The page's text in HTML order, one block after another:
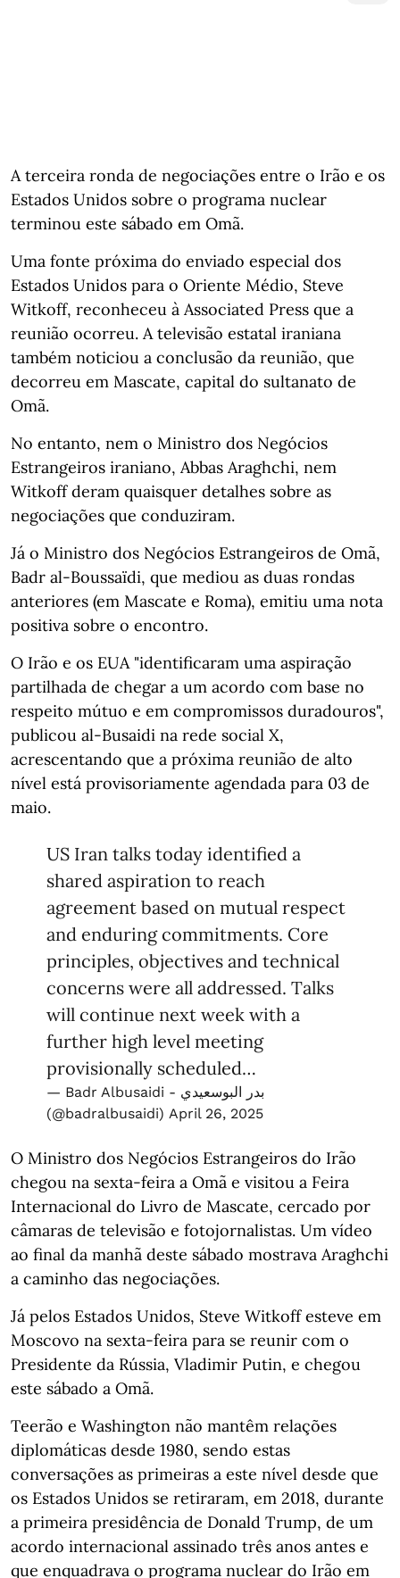
A terceira ronda de negociações entre o Irão e os
Estados Unidos sobre o programa nuclear
terminou este sábado em Omã.
Uma fonte próxima do enviado especial dos
Estados Unidos para o Oriente Médio, Steve
Witkoff, reconheceu à Associated Press que a
reunião ocorreu. A televisão estatal iraniana
também noticiou a conclusão da reunião, que
decorreu em Mascate, capital do sultanato de
Omã.
No entanto, nem o Ministro dos Negócios
Estrangeiros iraniano, Abbas Araghchi, nem
Witkoff deram quaisquer detalhes sobre as
negociações que conduziram.
Já o Ministro dos Negócios Estrangeiros de Omã,
Badr al-Boussaïdi, que mediou as duas rondas
anteriores (em Mascate e Roma), emitiu uma nota
positiva sobre o encontro.
O Irão e os EUA "identificaram uma aspiração
partilhada de chegar a um acordo com base no
respeito mútuo e em compromissos duradouros",
publicou al-Busaidi na rede social X,
acrescentando que a próxima reunião de alto
nível está provisoriamente agendada para 03 de
maio.
US Iran talks today identified a
shared aspiration to reach
agreement based on mutual respect
and enduring commitments. Core
principles, objectives and technical
concerns were all addressed. Talks
will continue next week with a
further high level meeting
provisionally scheduled…
— Badr Albusaidi - بدر البوسعيدي
(@badralbusaidi) April 26, 2025
O Ministro dos Negócios Estrangeiros do Irão
chegou na sexta-feira a Omã e visitou a Feira
Internacional do Livro de Mascate, cercado por
câmaras de televisão e fotojornalistas. Um vídeo
ao final da manhã deste sábado mostrava Araghchi
a caminho das negociações.
Já pelos Estados Unidos, Steve Witkoff esteve em
Moscovo na sexta-feira para se reunir com o
Presidente da Rússia, Vladimir Putin, e chegou
este sábado a Omã.
Teerão e Washington não mantêm relações
diplomáticas desde 1980, sendo estas
conversações as primeiras a este nível desde que
os Estados Unidos se retiraram, em 2018, durante
a primeira presidência de Donald Trump, de um
acordo internacional assinado três anos antes e
que enquadrava o programa nuclear do Irão em